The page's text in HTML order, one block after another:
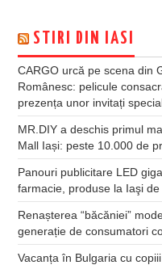
STIRI DIN IASI
CARGO urcă pe scena din
Românesc: pelicule
prezența unor invitați
MR.DIY a deschis primul
Mall Iași: peste 10.000 de
Panouri publicitare LED
farmacie, produse la Iaşi
Renașterea “băcăniei”
generație de consumatori
Vacanța în Bulgaria cu